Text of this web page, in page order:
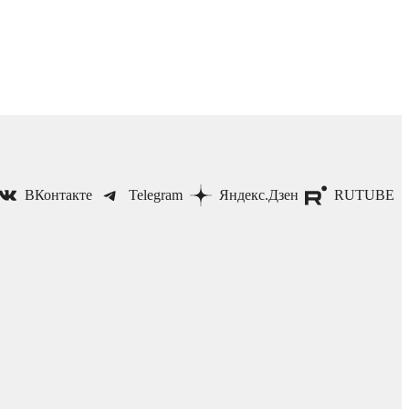
ВКонтакте Telegram Яндекс.Дзен RUTUBE